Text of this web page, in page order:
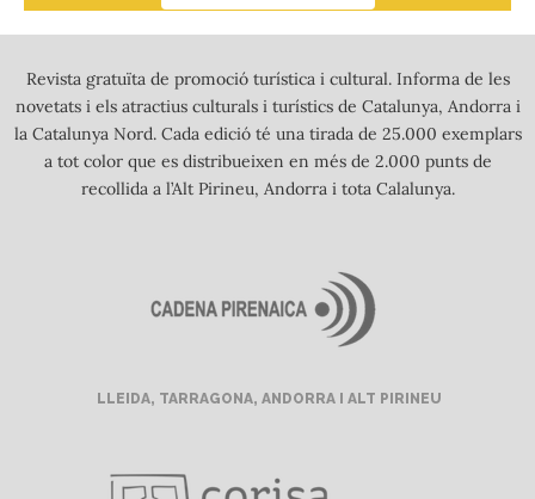
Revista gratuïta de promoció turística i cultural. Informa de les
novetats i els atractius culturals i turístics de Catalunya, Andorra i
la Catalunya Nord. Cada edició té una tirada de 25.000 exemplars
a tot color que es distribueixen en més de 2.000 punts de
recollida a l’Alt Pirineu, Andorra i tota Calalunya.
LLEIDA, TARRAGONA, ANDORRA I ALT PIRINEU